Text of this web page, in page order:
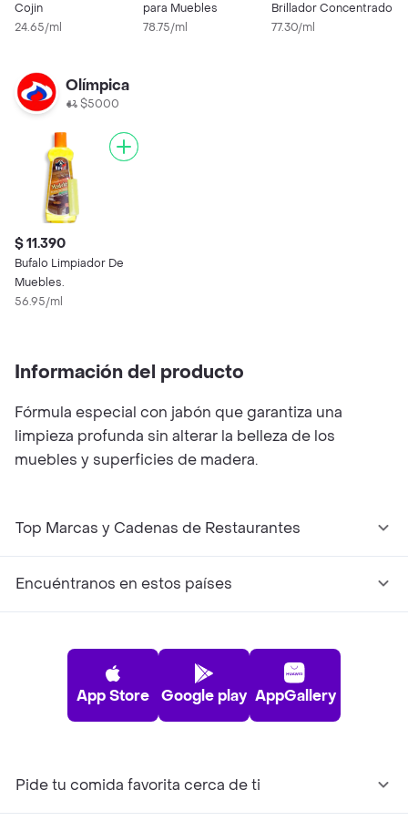
Cojin
24.65/ml
para Muebles
78.75/ml
Brillador Concentrado
77.30/ml
Olímpica
$5000
$ 11.390
Bufalo Limpiador De
Muebles.
56.95/ml
Información del producto
Fórmula especial con jabón que garantiza una
limpieza profunda sin alterar la belleza de los
muebles y superficies de madera.
Top Marcas y Cadenas de Restaurantes
Encuéntranos en estos países
App Store Google play AppGallery
Pide tu comida favorita cerca de ti